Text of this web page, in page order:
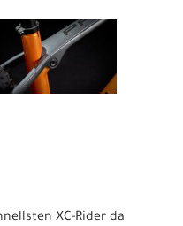
XC-Rider da